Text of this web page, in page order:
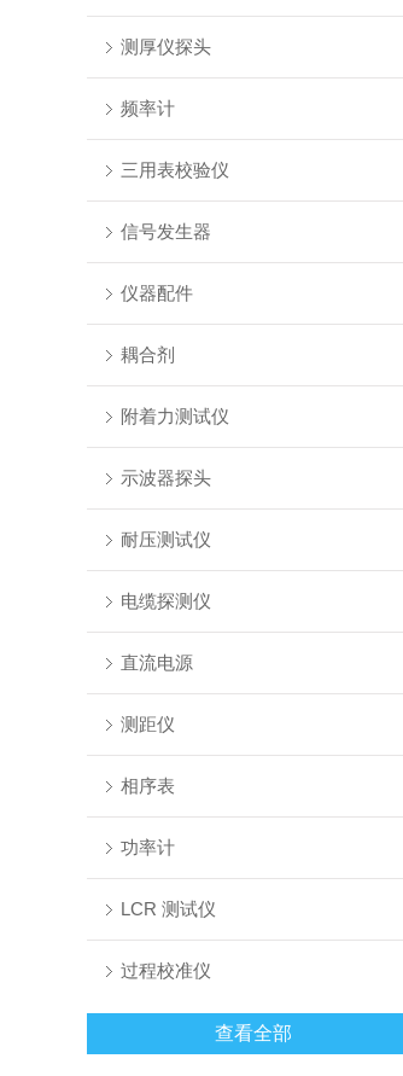
测厚仪探头
频率计
三用表校验仪
信号发生器
仪器配件
耦合剂
附着力测试仪
示波器探头
耐压测试仪
电缆探测仪
直流电源
测距仪
相序表
功率计
LCR 测试仪
过程校准仪
查看全部